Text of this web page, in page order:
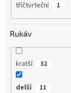
tříčtvrteční 1
Rukáv
kratší 32
delší 11